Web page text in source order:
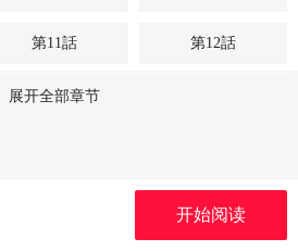
第11話 第12話
第14話
开始阅读
展开全部章节